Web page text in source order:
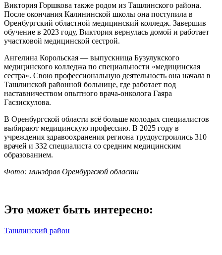
Виктория Горшкова также родом из Ташлинского района.
После окончания Калининской школы она поступила в
Оренбургский областной медицинский колледж. Завершив
обучение в 2023 году, Виктория вернулась домой и работает
участковой медицинской сестрой.
Ангелина Корольская — выпускница Бузулукского
медицинского колледжа по специальности «медицинская
сестра». Свою профессиональную деятельность она начала в
Ташлинской районной больнице, где работает под
наставничеством опытного врача-онколога Гаяра
Гасзискулова.
В Оренбургской области всё больше молодых специалистов
выбирают медицинскую профессию. В 2025 году в
учреждения здравоохранения региона трудоустроились 310
врачей и 332 специалиста со средним медицинским
образованием.
Фото: минздрав Оренбургской области
Это может быть интересно:
Ташлинский район